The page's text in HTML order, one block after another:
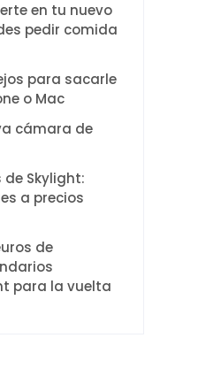
en tu nuevo
pedir comida
para sacarle
o Mac
cámara de
Skylight:
a precios
de
para la vuelta